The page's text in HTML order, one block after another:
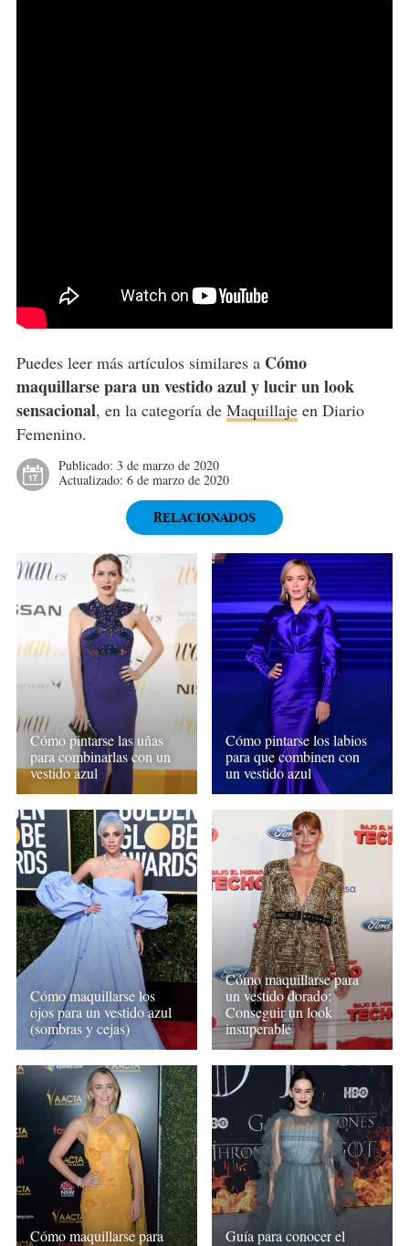
Puedes leer más artículos similares a Cómo
maquillarse para un vestido azul y lucir un look
sensacional, en la categoría de Maquillajeen Diario
Femenino.
Publicado: 3 de marzo de 2020
Actualizado: 6 de marzo de 2020
RELACIONADOS
Cómo pintarse las uñas
para combinarlas con un
vestido azul
Cómo pintarse los labios
para que combinen con
un vestido azul
Cómo maquillarse los
ojos para un vestido azul
(sombras y cejas)
Cómo maquillarse para
un vestido dorado:
Conseguir un look
insuperable
Cómo maquillarse para
Guía para conocer el